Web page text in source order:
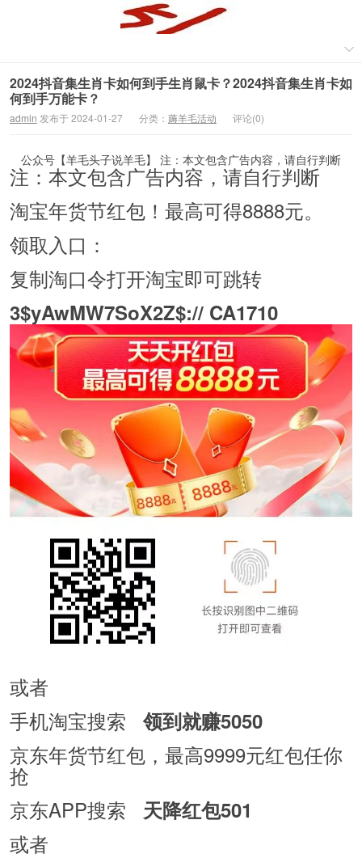
2024抖音集生肖卡如何到手生肖鼠卡？2024抖音集生肖卡如
何到手万能卡？
admin 发布于 2024-01-27 分类： 薅羊毛活动 评论(0)
公众号【羊毛头子说羊毛】 注：本文包含广告内容，请自行判断
注：本文包含广告内容，请自行判断
淘宝年货节红包！最高可得8888元。
领取入口：
复制淘口令打开淘宝即可跳转
3$yAwMW7SoX2Z$:// CA1710
或者
手机淘宝搜索领到就赚5050
京东年货节红包，最高9999元红包任你
抢
京东APP搜索 天降红包501
或者